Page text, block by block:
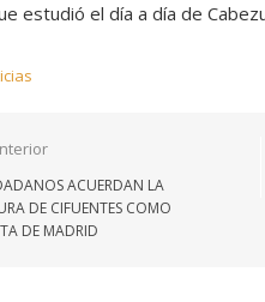
estudió el día a día de
ACUERDAN LA
DE CIFUENTES COMO
DE MADRID